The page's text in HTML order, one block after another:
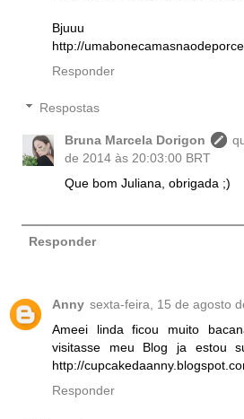
Bjuuu
http://
Responder
Respostas
Bruna Marcela Dorigon
de 2014 às 20:03:00 BRT
Que bom Juliana, obrigada ;)
Responder
Anny sexta-feira, 15 de agosto
Ameei linda ficou muito
visitasse meu Blog ja estou
http://
Responder